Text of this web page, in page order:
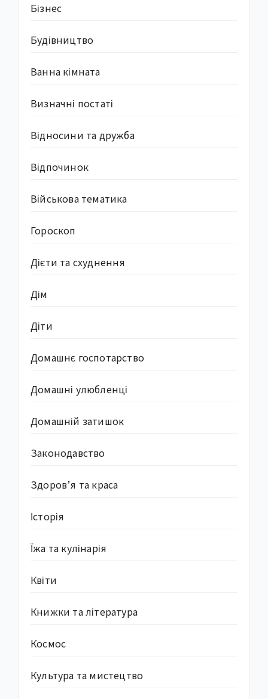
Бізнес
Будівництво
Ванна кімната
Визначні постаті
Відносини та дружба
Відпочинок
Військова тематика
Гороскоп
Дієти та схуднення
Дім
Діти
Домашнє госпотарство
Домашні улюбленці
Домашній затишок
Законодавство
Здоров’я та краса
Історія
Їжа та кулінарія
Квіти
Книжки та література
Космос
Культура та мистецтво